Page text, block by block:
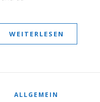
WEITERLESEN
ALLGEMEIN